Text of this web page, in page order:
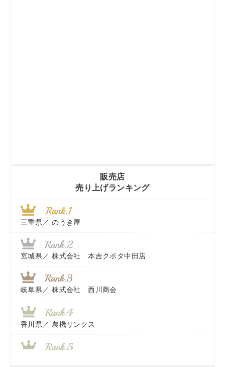
販売店
売り上げランキング
三重県／ のうき屋
宮城県／ 株式会社 本吉クボタ中田店
岐阜県／ 株式会社 西川商会
香川県／ 農機リンクス